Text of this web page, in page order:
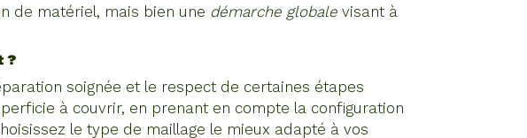
de matériel, mais bien une démarche globale visant à
?
soignée et le respect de certaines étapes
à couvrir, en prenant en compte la configuration
le type de maillage le mieux adapté à vos